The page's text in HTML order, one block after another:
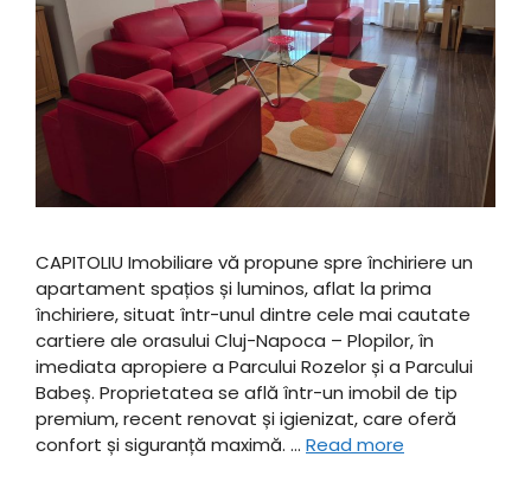
CAPITOLIU Imobiliare vă propune spre închiriere un
apartament spațios și luminos, aflat la prima
închiriere, situat într-unul dintre cele mai cautate
cartiere ale orasului Cluj-Napoca – Plopilor, în
imediata apropiere a Parcului Rozelor și a Parcului
Babeș. ​Proprietatea se află într-un imobil de tip
premium, recent renovat și igienizat, care oferă
confort și siguranță maximă. … Read more